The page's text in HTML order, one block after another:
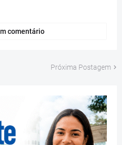
comentário
Próxima Postagem